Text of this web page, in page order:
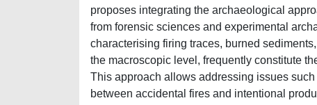
proposes integrating the archaeological
from forensic sciences and experimental
characterising firing traces, burned
the macroscopic level, frequently constitute
This approach allows addressing issues
between accidental fires and intentional